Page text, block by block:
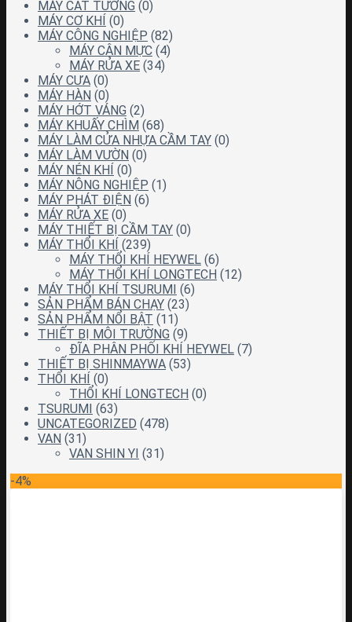
MÁY CẮT TƯỜNG (0)
MÁY CƠ KHÍ (0)
MÁY CÔNG NGHIỆP (82)
MÁY CÂN MỰC (4)
MÁY RỬA XE (34)
MÁY CƯA (0)
MÁY HÀN (0)
MÁY HỚT VÁNG (2)
MÁY KHUẤY CHÌM (68)
MÁY LÀM CỬA NHỰA CẦM TAY (0)
MÁY LÀM VƯỜN (0)
MÁY NÉN KHÍ (0)
MÁY NÔNG NGHIỆP (1)
MÁY PHÁT ĐIỆN (6)
MÁY RỬA XE (0)
MÁY THIẾT BỊ CẦM TAY (0)
MÁY THỔI KHÍ (239)
MÁY THỔI KHÍ HEYWEL (6)
MÁY THỔI KHÍ LONGTECH (12)
MÁY THỔI KHÍ TSURUMI (6)
SẢN PHẨM BÁN CHẠY (23)
SẢN PHẨM NỔI BẬT (11)
THIẾT BỊ MÔI TRƯỜNG (9)
ĐĨA PHÂN PHỐI KHÍ HEYWEL (7)
THIẾT BỊ SHINMAYWA (53)
THỔI KHÍ (0)
THỔI KHÍ LONGTECH (0)
TSURUMI (63)
UNCATEGORIZED (478)
VAN (31)
VAN SHIN YI (31)
-4%